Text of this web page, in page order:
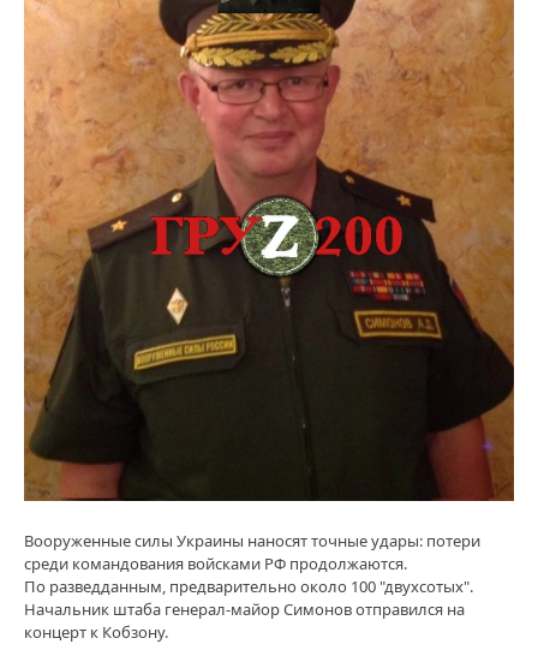
Вооруженные силы Украины наносят точные удары: потери
среди командования войсками РФ продолжаются.
По разведданным, предварительно около 100 "двухсотых".
Начальник штаба генерал-майор Симонов отправился на
концерт к Кобзону.